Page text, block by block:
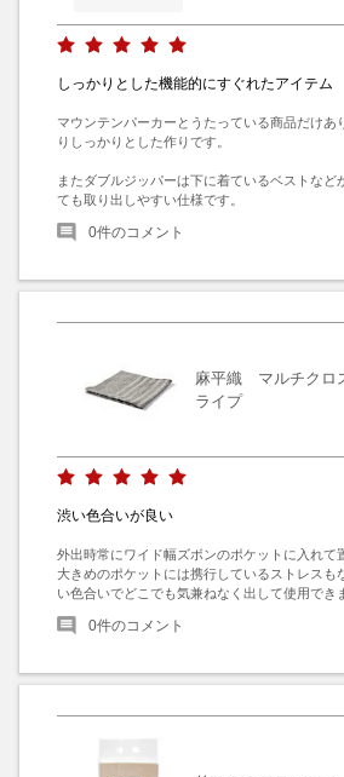
しっかりとした機能的にすぐれたアイテム
マウンテンパーカーとうたっている商品だけあ
りしっかりとした作りです。
またダブルジッパーは下に着ているベストなど
ても取り出しやすい仕様です。
0件のコメント
麻平織 マルチクロ
ライプ
渋い色合いが良い
外出時常にワイド幅ズボンのポケットに入れて
大きめのポケットには携行しているストレスも
い色合いでどこでも気兼ねなく出して使用でき
0件のコメント